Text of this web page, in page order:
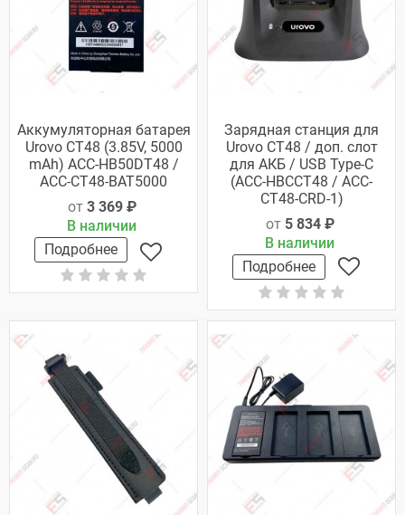
Аккумуляторная батарея
Urovo CT48 (3.85V, 5000
mAh) ACC-HB50DT48 /
ACC-CT48-BAT5000
от 3 369 ₽
В наличии
Подробнее
Зарядная станция для
Urovo CT48 / доп. слот
для АКБ / USB Type-C
(ACC-HBCCT48 / ACC-
CT48-CRD-1)
от 5 834 ₽
В наличии
Подробнее